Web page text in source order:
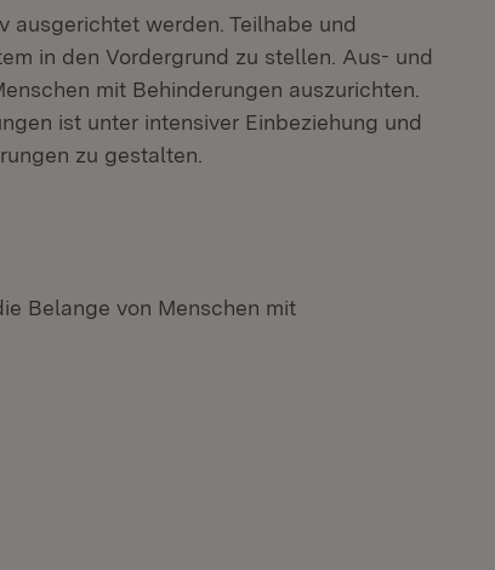
ausgerichtet werden. Teilhabe und
in den Vordergrund zu stellen. Aus- und
mit Behinderungen auszurichten.
ist unter intensiver Einbeziehung und
zu gestalten.
Belange von Menschen mit